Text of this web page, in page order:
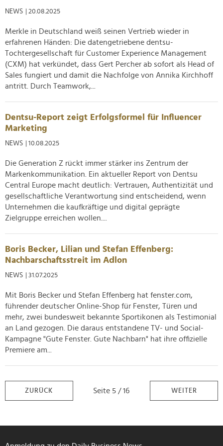
Verwendung unserer Website an unsere Partner für
Partner führen diese Informationen möglicherweise mit
weiteren Daten zusammen, die Sie ihnen bereitgestellt
haben oder die sie im Rahmen Ihrer Nutzung der Dienste
gesammelt haben.
NEWS | 20.08.2025
Merkle in Deutschland weiß seinen Vertrieb wieder in
erfahrenen Händen: Die datengetriebene dentsu-
Tochtergesellschaft für Customer Experience Management
(CXM) hat verkündet, dass Gert Percher ab sofort als Head of
Sales fungiert und damit die Nachfolge von Annika Kirchhoff
antritt. Durch Teamwork,...
Dentsu-Report zeigt Erfolgsformel für Influencer
Marketing
NEWS | 10.08.2025
Die Generation Z rückt immer stärker ins Zentrum der
Markenkommunikation. Ein aktueller Report von Dentsu
Central Europe macht deutlich: Vertrauen, Authentizität und
gesellschaftliche Verantwortung sind entscheidend, wenn
Unternehmen die kaufkräftige und digital geprägte
Zielgruppe erreichen wollen....
Boris Becker, Lilian und Stefan Effenberg:
Nachbarschaftsstreit im Adlon
NEWS | 31.07.2025
Mit Boris Becker und Stefan Effenberg hat fenster.com,
führender deutscher Online-Shop für Fenster, Türen und
mehr, zwei bundesweit bekannte Sportikonen als Testimonial
an Land gezogen. Die daraus entstandene TV- und Social-
Kampagne "Gute Fenster. Gute Nachbarn" hat ihre offizielle
Premiere am...
ZURÜCK Seite 5 / 16 WEITER